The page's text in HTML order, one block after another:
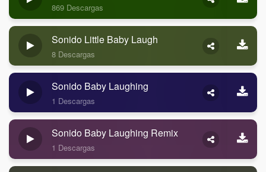
869 Descargas
Sonido Little Baby Laugh
8 Descargas
Sonido Baby Laughing
1 Descargas
Sonido Baby Laughing Remix
1 Descargas